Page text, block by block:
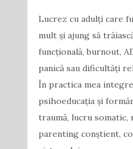
Lucrez cu adulți care
mult și ajung să
funcțională, burnout,
panică sau dificultăți
În practica mea
psihoeducația și
traumă, lucru somatic,
parenting conștient,